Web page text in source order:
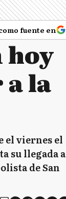
fuente en
hoy
a la
el viernes el
su llegada a
de San